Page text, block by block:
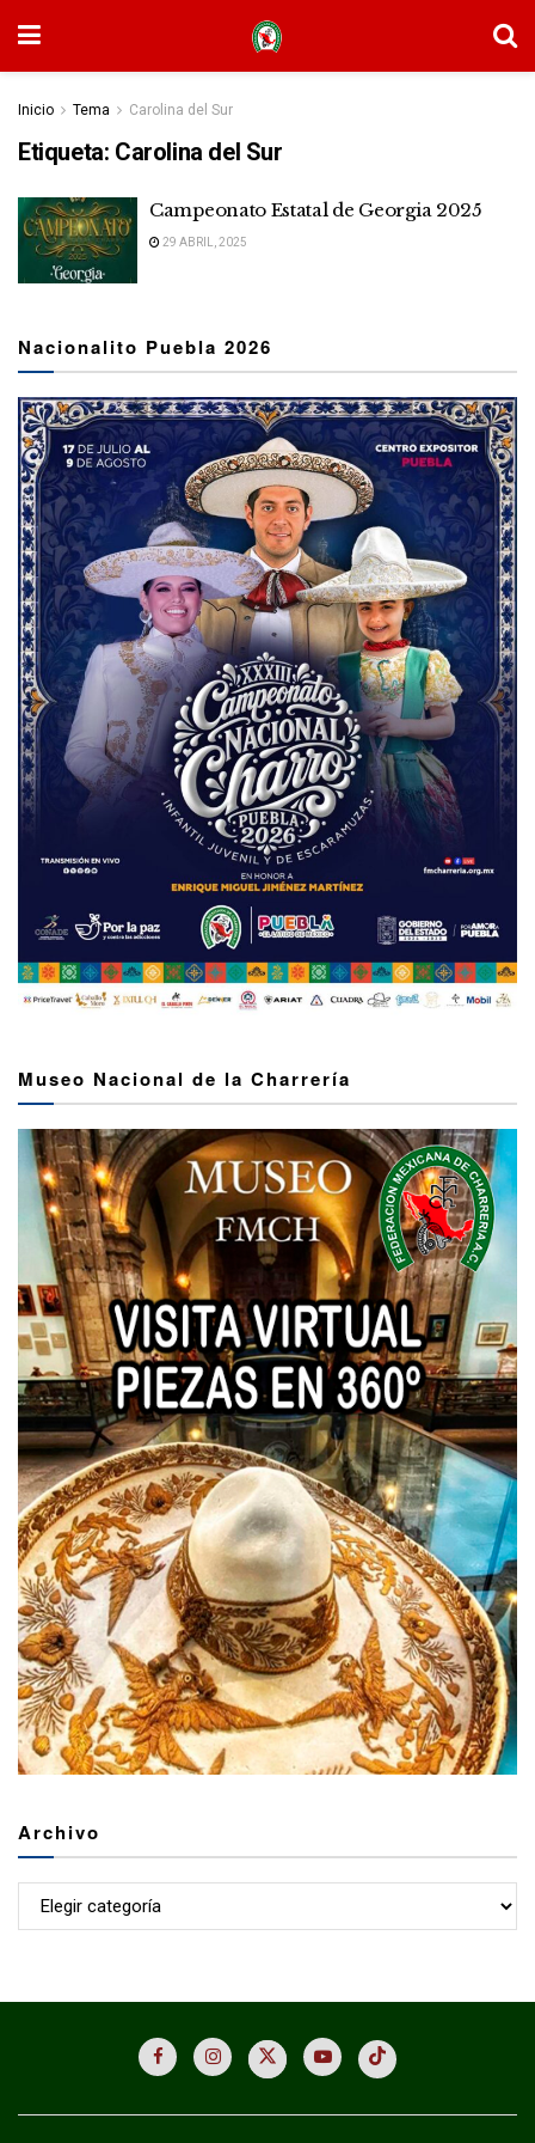
Inicio Tema Carolina del Sur
Etiqueta: Carolina del Sur
Campeonato Estatal de Georgia 2025
29 ABRIL, 2025
Nacionalito Puebla 2026
Museo Nacional de la Charrería
Archivo
Archivo